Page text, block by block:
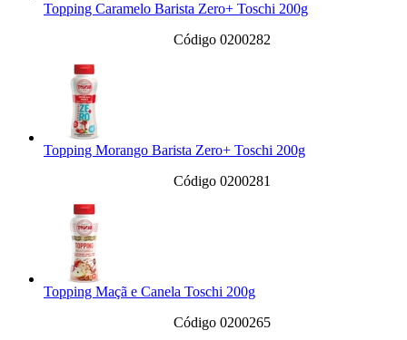
Topping Caramelo Barista Zero+ Toschi 200g
Código 0200282
Topping Morango Barista Zero+ Toschi 200g
Código 0200281
Topping Maçã e Canela Toschi 200g
Código 0200265